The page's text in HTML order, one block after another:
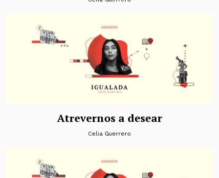
Atrevernos a desear
Celia Guerrero